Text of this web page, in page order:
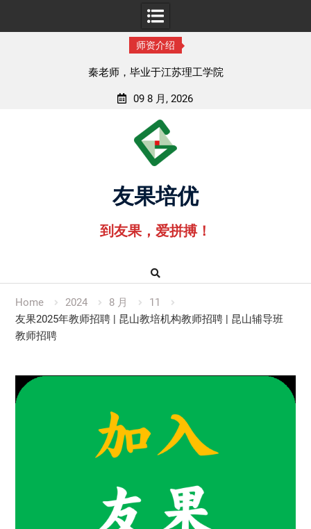
师资介绍
秦老师，毕业于江苏理工学院
09 8 月, 2026
友果培优
到友果，爱拼搏！
Home 2024 8 月
11
友果2025年教师招聘 | 昆山教培机构教师招聘 | 昆山辅导班
教师招聘